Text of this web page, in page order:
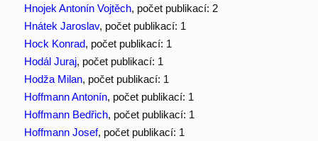
Hnojek Antonín Vojtěch, počet publikací: 2
Hnátek Jaroslav, počet publikací: 1
Hock Konrad, počet publikací: 1
Hodál Juraj, počet publikací: 1
Hodža Milan, počet publikací: 1
Hoffmann Antonín, počet publikací: 1
Hoffmann Bedřich, počet publikací: 1
Hoffmann Josef, počet publikací: 1